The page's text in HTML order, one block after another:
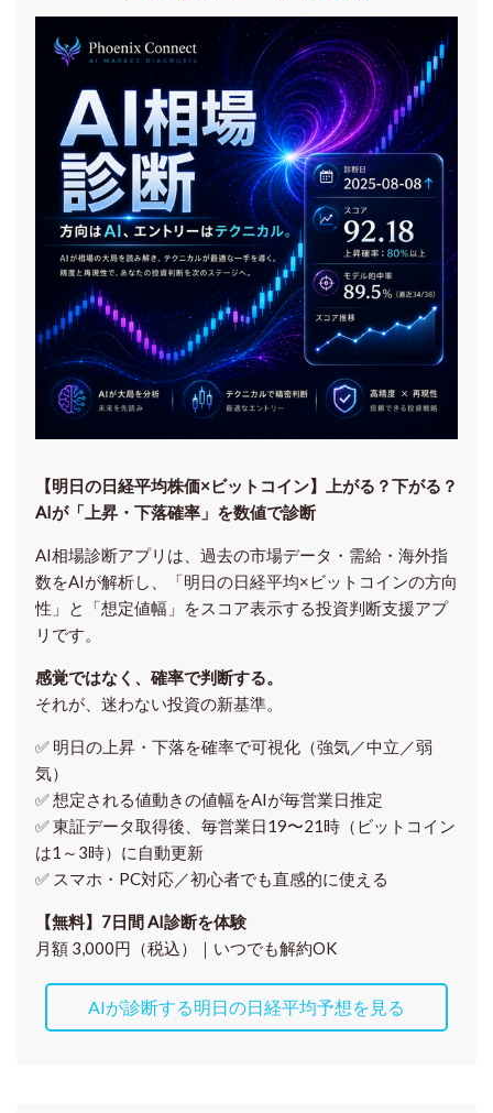
【明日の⽇経平均株価×ビットコイン】上がる？下がる？
AIが「上昇・下落確率」を数値で診断
AI相場診断アプリは、過去の市場データ・需給・海外指
数をAIが解析し、「明日の日経平均×ビットコインの方向
性」と「想定値幅」をスコア表示する投資判断支援アプ
リです。
感覚ではなく、確率で判断する。
それが、迷わない投資の新基準。
✅ 明日の上昇・下落を確率で可視化（強気／中立／弱
気）
✅ 想定される値動きの値幅をAIが毎営業日推定
✅ 東証データ取得後、 毎営業日19〜21時（ビットコイン
は1～3時）に自動更新
✅ スマホ・PC対応／初心者でも直感的に使える
【無料】7日間 AI診断を体験
月額 3,000円（税込）｜いつでも解約OK
AIが診断する明日の日経平均予想を見る